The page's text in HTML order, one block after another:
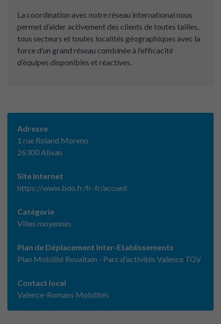
La coordination avec notre réseau international nous
permet d’aider activement des clients de toutes tailles,
tous secteurs et toutes localités géographiques avec la
force d’un grand réseau combinée à l’efficacité
d’équipes disponibles et réactives.
Adresse
1 rue Roland Moreno
26300 Alixan
Site Internet
https://www.bdo.fr/fr-fr/accueil
Catégorie
Villes moyennes
Plan de Déplacement Inter-Etablissements
Plan Mobilité Rovaltain - Parc d'activités Valence TGV
Contact local
Valence-Romans Mobilités